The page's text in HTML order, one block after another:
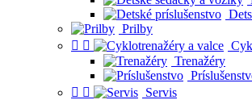
Prilby
 
Trenažéry
 
Servis